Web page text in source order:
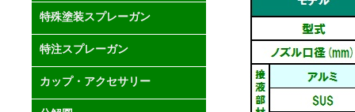
特殊塗装スプレーガン
特注スプレーガン
カップ・アクセサリー